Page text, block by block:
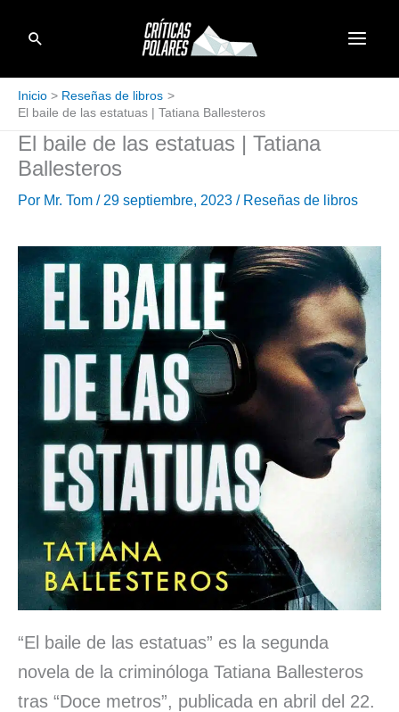
Buscar
Inicio
Reseñas de libros
El baile de las estatuas | Tatiana Ballesteros
El baile de las estatuas | Tatiana
Ballesteros
Por Mr. Tom / 29 septiembre, 2023 / Reseñas de libros
“El baile de las estatuas” es la segunda
novela de la criminóloga Tatiana Ballesteros
tras “Doce metros”, publicada en abril del 22.